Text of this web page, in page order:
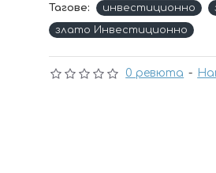
0 ревюта -
Тагове: инвестиционно
злато Инвестиционно